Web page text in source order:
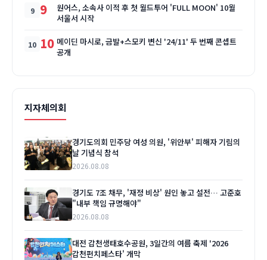
9
원어스, 소속사 이적 후 첫 월드투어 'FULL MOON' 10월
서울서 시작
10 메이딘 마시로, 금발+스모키 변신 '24/11' 두 번째 콘셉트
공개
지자체의회
경기도의회 민주당 여성 의원, '위안부' 피해자 기림의
날 기념식 참석
2026.08.08
경기도 7조 채무, '재정 비상' 원인 놓고 설전… 고준호
"내부 책임 규명해야"
2026.08.08
대전 갑천생태호수공원, 3일간의 여름 축제 '2026
갑천펀치페스타' 개막